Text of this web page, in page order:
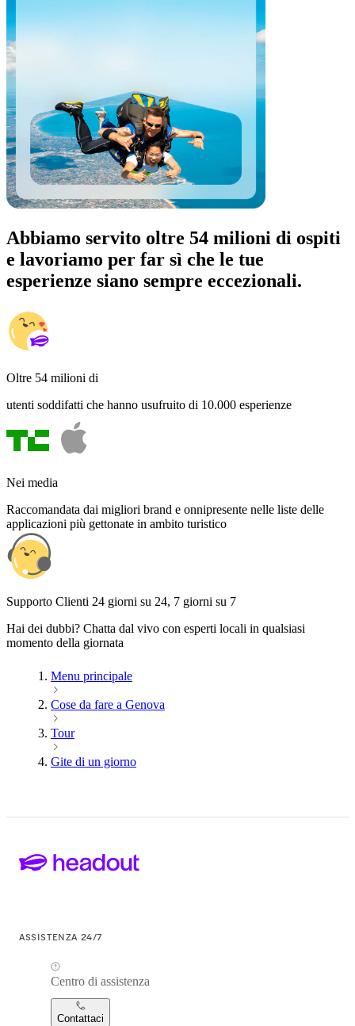
Abbiamo servito oltre 54 milioni di ospiti
e lavoriamo per far sì che le tue
esperienze siano sempre eccezionali.
Oltre 54 milioni di
utenti soddifatti che hanno usufruito di 10.000 esperienze
Nei media
Raccomandata dai migliori brand e onnipresente nelle liste delle
applicazioni più gettonate in ambito turistico
Supporto Clienti 24 giorni su 24, 7 giorni su 7
Hai dei dubbi? Chatta dal vivo con esperti locali in qualsiasi
momento della giornata
Menu principale
Cose da fare a Genova
Tour
Gite di un giorno
ASSISTENZA 24/7
Centro di assistenza
Contattaci